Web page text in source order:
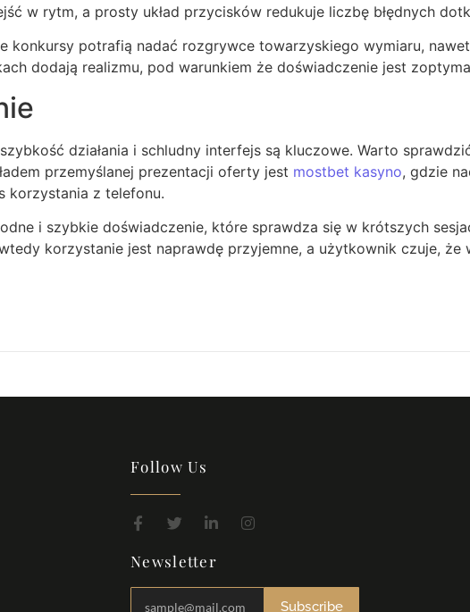
w rytm, a prosty układ przycisków redukuje liczbę błędnych
potrafią nadać rozgrywce towarzyskiego wymiaru,
dodają realizmu, pod warunkiem że doświadczenie jest
działania i schludny interfejs są kluczowe. Warto
przemyślanej prezentacji oferty jest mostbet kasyno, gdzie
korzystania z telefonu.
i szybkie doświadczenie, które sprawdza się w krótszych
korzystanie jest naprawdę przyjemne, a użytkownik czuje, że
Follow Us
Newsletter
Subscribe